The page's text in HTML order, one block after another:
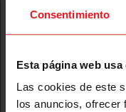
Consentimiento
Esta página web usa
Las cookies de este
los anuncios, ofrecer